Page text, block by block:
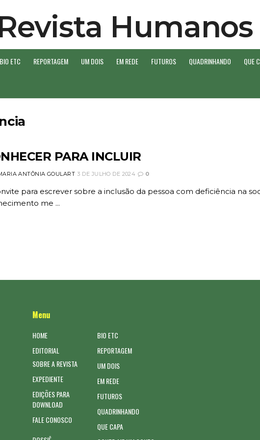
BIO ETC REPORTAGEM UM DOIS EM REDE FUTUROS QUADRINHANDO QUE
PARA INCLUIR
ANTÔNIA GOULART 3 DE JULHO DE 2024 0
para escrever sobre a inclusão da pessoa com deficiência na
me ...
Menu
HOME
EDITORIAL
SOBRE A REVISTA
EXPEDIENTE
EDIÇÕES PARA
DOWNLOAD
FALE CONOSCO
BIO ETC
REPORTAGEM
UM DOIS
EM REDE
FUTUROS
QUADRINHANDO
QUE CAPA